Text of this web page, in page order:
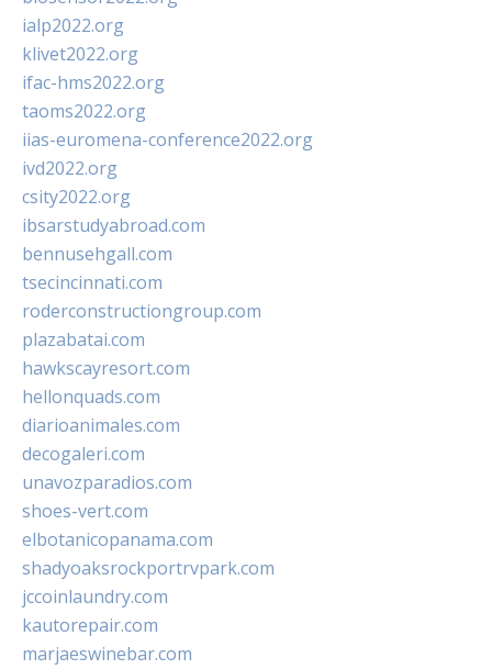
ialp2022.org
klivet2022.org
ifac-hms2022.org
taoms2022.org
iias-euromena-conference2022.org
ivd2022.org
csity2022.org
ibsarstudyabroad.com
bennusehgall.com
tsecincinnati.com
roderconstructiongroup.com
plazabatai.com
hawkscayresort.com
hellonquads.com
diarioanimales.com
decogaleri.com
unavozparadios.com
shoes-vert.com
elbotanicopanama.com
shadyoaksrockportrvpark.com
jccoinlaundry.com
kautorepair.com
marjaeswinebar.com